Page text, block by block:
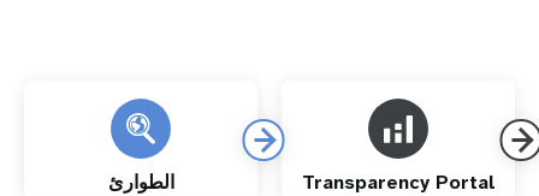
Transparency Portal الطوارئ